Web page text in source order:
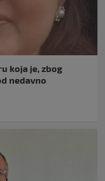
koja je, zbog
nedavno